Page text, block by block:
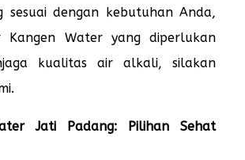
sesuai dengan kebutuhan Anda,
Water yang diperlukan
kualitas air alkali, silakan
Jati Padang: Pilihan Sehat